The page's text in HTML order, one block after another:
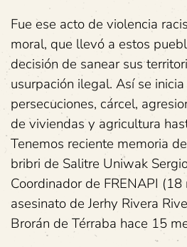
Fue ese acto de violencia
moral, que llevó a estos
decisión de sanear sus
usurpación ilegal. Así se
persecuciones, cárcel,
de viviendas y agricultura
Tenemos reciente memoria
bribri de Salitre Uniwak
Coordinador de FRENAPI
asesinato de Jerhy Rivera
Brorán de Térraba hace 15